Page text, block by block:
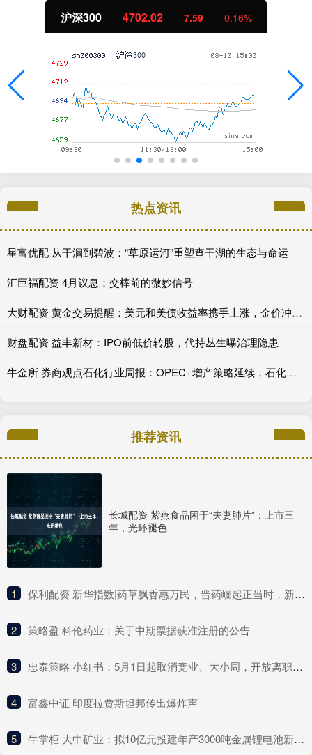
沪深300 4702.02 7.59 0.16%
热点资讯
星富优配 从干涸到碧波：“草原运河”重塑查干湖的生态与命运
汇巨福配资 4月议息：交棒前的微妙信号
大财配资 黄金交易提醒：美元和美债收益率携手上涨，金价冲高后回落30美元，美国CPI数据重磅来袭！
财盘配资 益丰新材：IPO前低价转股，代持丛生曝治理隐患
牛金所 券商观点石化行业周报：OPEC+增产策略延续，石化板块相对表现偏弱
推荐资讯
长城配资 紫燕食品困于“夫妻肺片”：上市三
年，光环褪色
1 ​保利配资 新华指数|药草飘香惠万民，晋药崛起正当时，新华（山西）“十大晋药”中药材价格指数亮相中国品牌日活动
2 ​策略盈 科伦药业：关于中期票据获准注册的公告
3 ​忠泰策略 小红书：5月1日起取消竞业、大小周，开放离职员工期权回购
4 ​富鑫中证 印度拉贾斯坦邦传出爆炸声
5 ​牛掌柜 大中矿业：拟10亿元投建年产3000吨金属锂电池新材料项目